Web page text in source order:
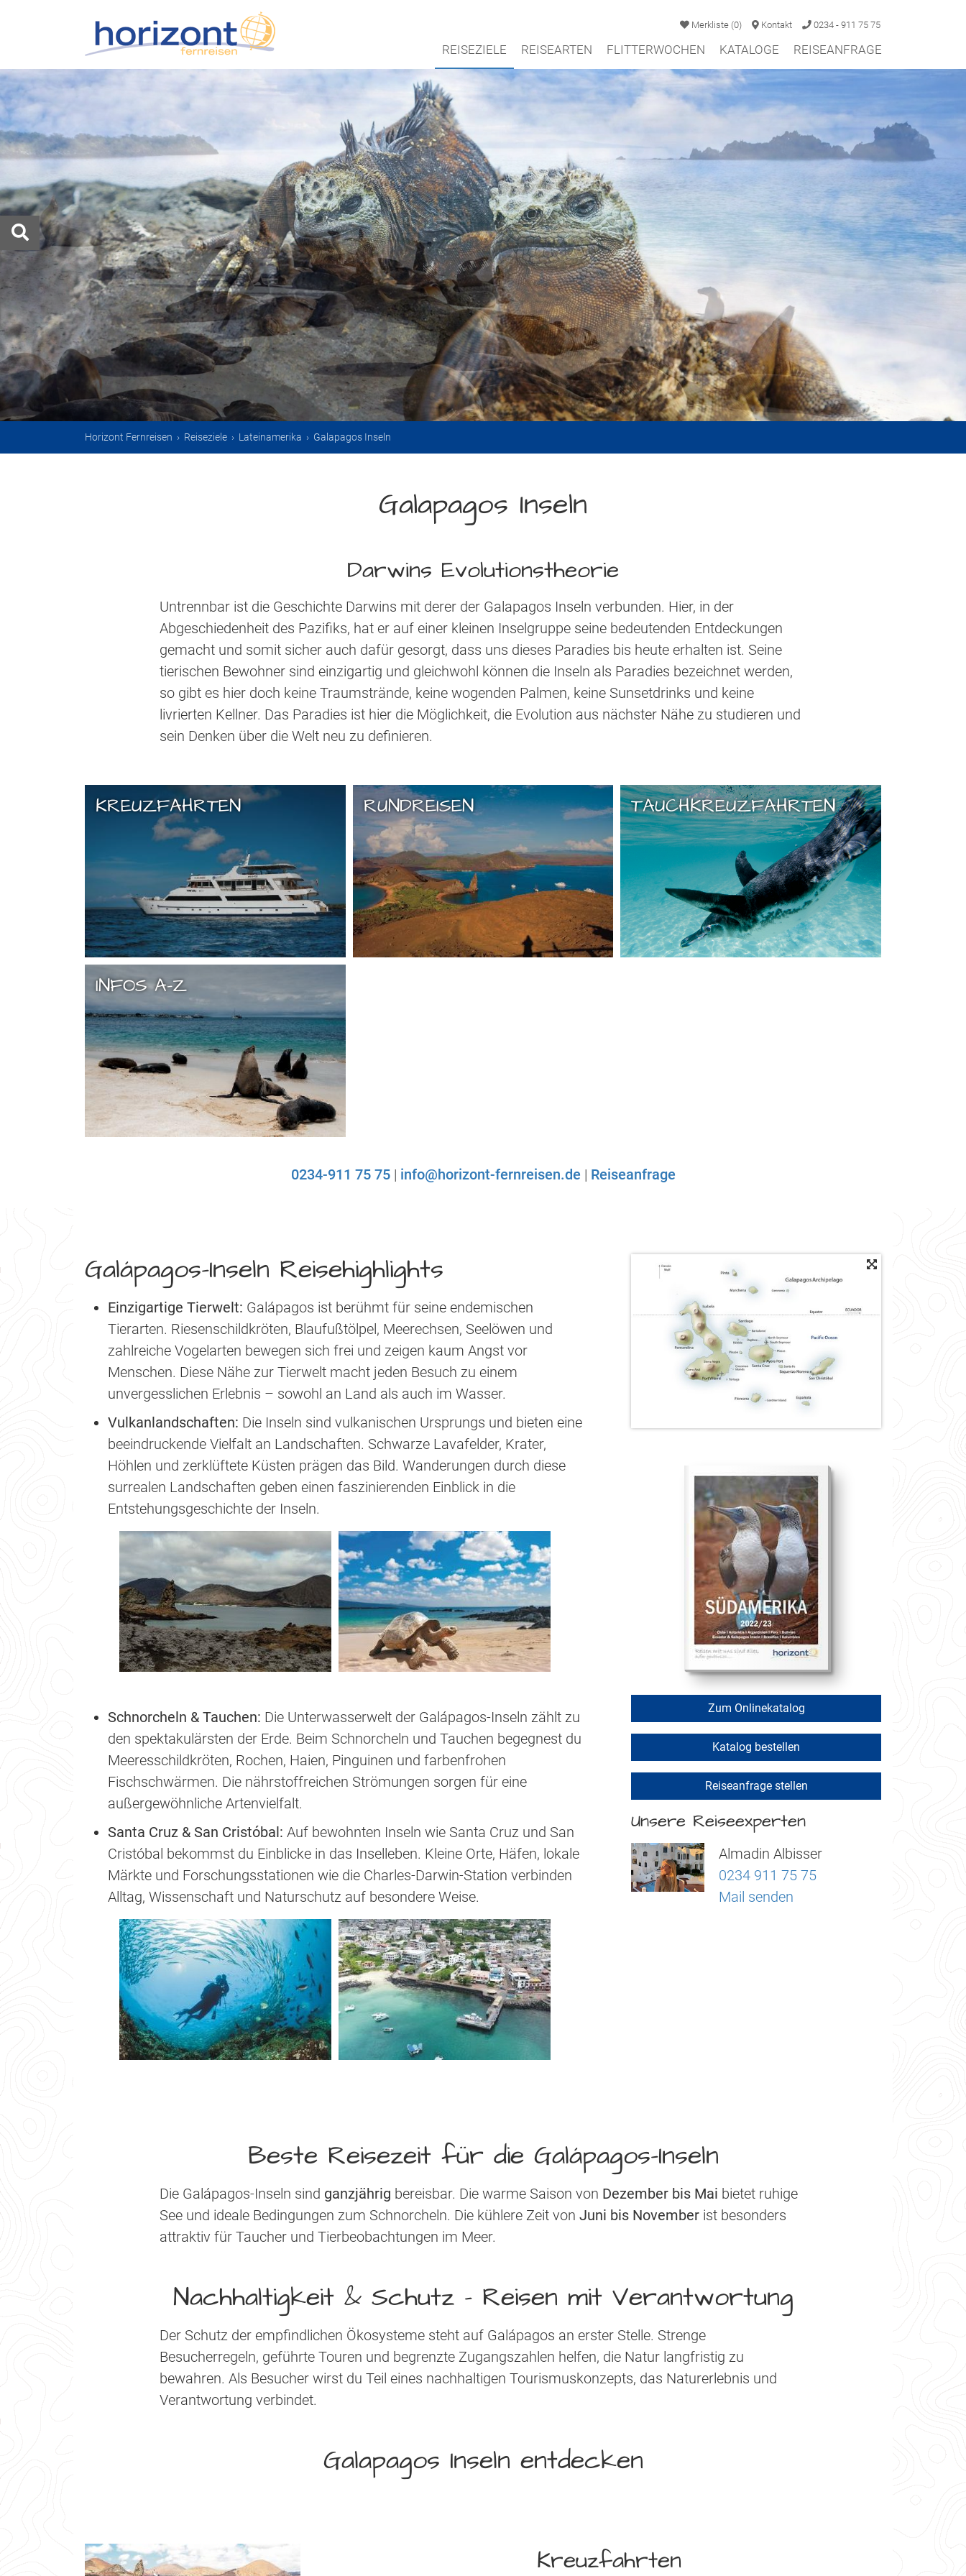
Merkliste (0) Kontakt 0234 - 911 75 75
REISEZIELE REISEARTEN FLITTERWOCHEN KATALOGE REISEANFRAGE
Horizont Fernreisen › Reiseziele › Lateinamerika › Galapagos Inseln
Galapagos Inseln
Darwins Evolutionstheorie
Untrennbar ist die Geschichte Darwins mit derer der Galapagos Inseln verbunden. Hier, in der
Abgeschiedenheit des Pazifiks, hat er auf einer kleinen Inselgruppe seine bedeutenden Entdeckungen
gemacht und somit sicher auch dafür gesorgt, dass uns dieses Paradies bis heute erhalten ist. Seine
tierischen Bewohner sind einzigartig und gleichwohl können die Inseln als Paradies bezeichnet werden,
so gibt es hier doch keine Traumstrände, keine wogenden Palmen, keine Sunsetdrinks und keine
livrierten Kellner. Das Paradies ist hier die Möglichkeit, die Evolution aus nächster Nähe zu studieren und
sein Denken über die Welt neu zu definieren.
KREUZFAHRTEN RUNDREISEN TAUCHKREUZFAHRTEN
INFOS A-Z
0234-911 75 75 | info@horizont-fernreisen.de | Reiseanfrage
Galápagos-Inseln Reisehighlights
Einzigartige Tierwelt: Galápagos ist berühmt für seine endemischen
Tierarten. Riesenschildkröten, Blaufußtölpel, Meerechsen, Seelöwen und
zahlreiche Vogelarten bewegen sich frei und zeigen kaum Angst vor
Menschen. Diese Nähe zur Tierwelt macht jeden Besuch zu einem
unvergesslichen Erlebnis – sowohl an Land als auch im Wasser.
Vulkanlandschaften: Die Inseln sind vulkanischen Ursprungs und bieten eine
beeindruckende Vielfalt an Landschaften. Schwarze Lavafelder, Krater,
Höhlen und zerklüftete Küsten prägen das Bild. Wanderungen durch diese
surrealen Landschaften geben einen faszinierenden Einblick in die
Entstehungsgeschichte der Inseln.
Schnorcheln & Tauchen: Die Unterwasserwelt der Galápagos-Inseln zählt zu
den spektakulärsten der Erde. Beim Schnorcheln und Tauchen begegnest du
Meeresschildkröten, Rochen, Haien, Pinguinen und farbenfrohen
Fischschwärmen. Die nährstoffreichen Strömungen sorgen für eine
außergewöhnliche Artenvielfalt.
Santa Cruz & San Cristóbal: Auf bewohnten Inseln wie Santa Cruz und San
Cristóbal bekommst du Einblicke in das Inselleben. Kleine Orte, Häfen, lokale
Märkte und Forschungsstationen wie die Charles-Darwin-Station verbinden
Alltag, Wissenschaft und Naturschutz auf besondere Weise.
Zum Onlinekatalog
Katalog bestellen
Reiseanfrage stellen
Unsere Reiseexperten
Almadin Albisser
0234 911 75 75
Mail senden
Beste Reisezeit für die Galápagos-Inseln
Die Galápagos-Inseln sind ganzjährig bereisbar. Die warme Saison von Dezember bis Mai bietet ruhige
See und ideale Bedingungen zum Schnorcheln. Die kühlere Zeit von Juni bis November ist besonders
attraktiv für Taucher und Tierbeobachtungen im Meer.
Nachhaltigkeit & Schutz – Reisen mit Verantwortung
Der Schutz der empfindlichen Ökosysteme steht auf Galápagos an erster Stelle. Strenge
Besucherregeln, geführte Touren und begrenzte Zugangszahlen helfen, die Natur langfristig zu
bewahren. Als Besucher wirst du Teil eines nachhaltigen Tourismuskonzepts, das Naturerlebnis und
Verantwortung verbindet.
Galapagos Inseln entdecken
Kreuzfahrten